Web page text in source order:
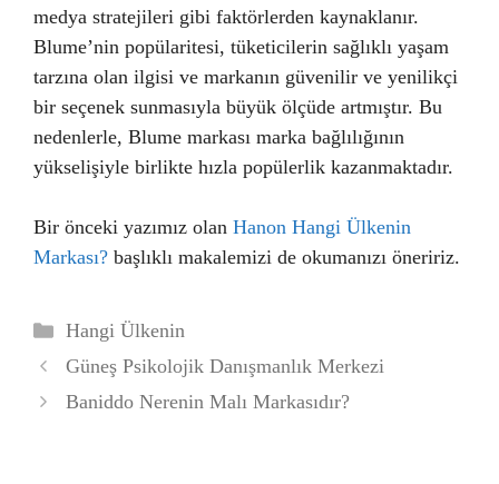
medya stratejileri gibi faktörlerden kaynaklanır.
Blume’nin popülaritesi, tüketicilerin sağlıklı yaşam
tarzına olan ilgisi ve markanın güvenilir ve yenilikçi
bir seçenek sunmasıyla büyük ölçüde artmıştır. Bu
nedenlerle, Blume markası marka bağlılığının
yükselişiyle birlikte hızla popülerlik kazanmaktadır.
Bir önceki yazımız olan Hanon Hangi Ülkenin
Markası? başlıklı makalemizi de okumanızı öneririz.
Kategoriler
Hangi Ülkenin
Güneş Psikolojik Danışmanlık Merkezi
Baniddo Nerenin Malı Markasıdır?